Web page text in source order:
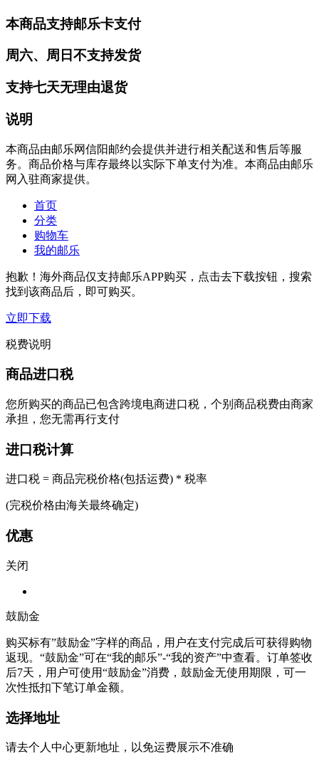
本商品支持邮乐卡支付
周六、周日不支持发货
支持七天无理由退货
说明
本商品由邮乐网信阳邮约会提供并进行相关配送和售后等服
务。商品价格与库存最终以实际下单支付为准。本商品由邮乐
网入驻商家提供。
首页
分类
购物车
我的邮乐
抱歉！海外商品仅支持邮乐APP购买，点击去下载按钮，搜索
找到该商品后，即可购买。
立即下载
税费说明
商品进口税
您所购买的商品已包含跨境电商进口税，个别商品税费由商家
承担，您无需再行支付
进口税计算
进口税 = 商品完税价格(包括运费) * 税率
(完税价格由海关最终确定)
优惠
关闭
鼓励金
购买标有”鼓励金”字样的商品，用户在支付完成后可获得购物
返现。“鼓励金”可在“我的邮乐”-“我的资产”中查看。订单签收
后7天，用户可使用“鼓励金”消费，鼓励金无使用期限，可一
次性抵扣下笔订单金额。
选择地址
请去个人中心更新地址，以免运费展示不准确